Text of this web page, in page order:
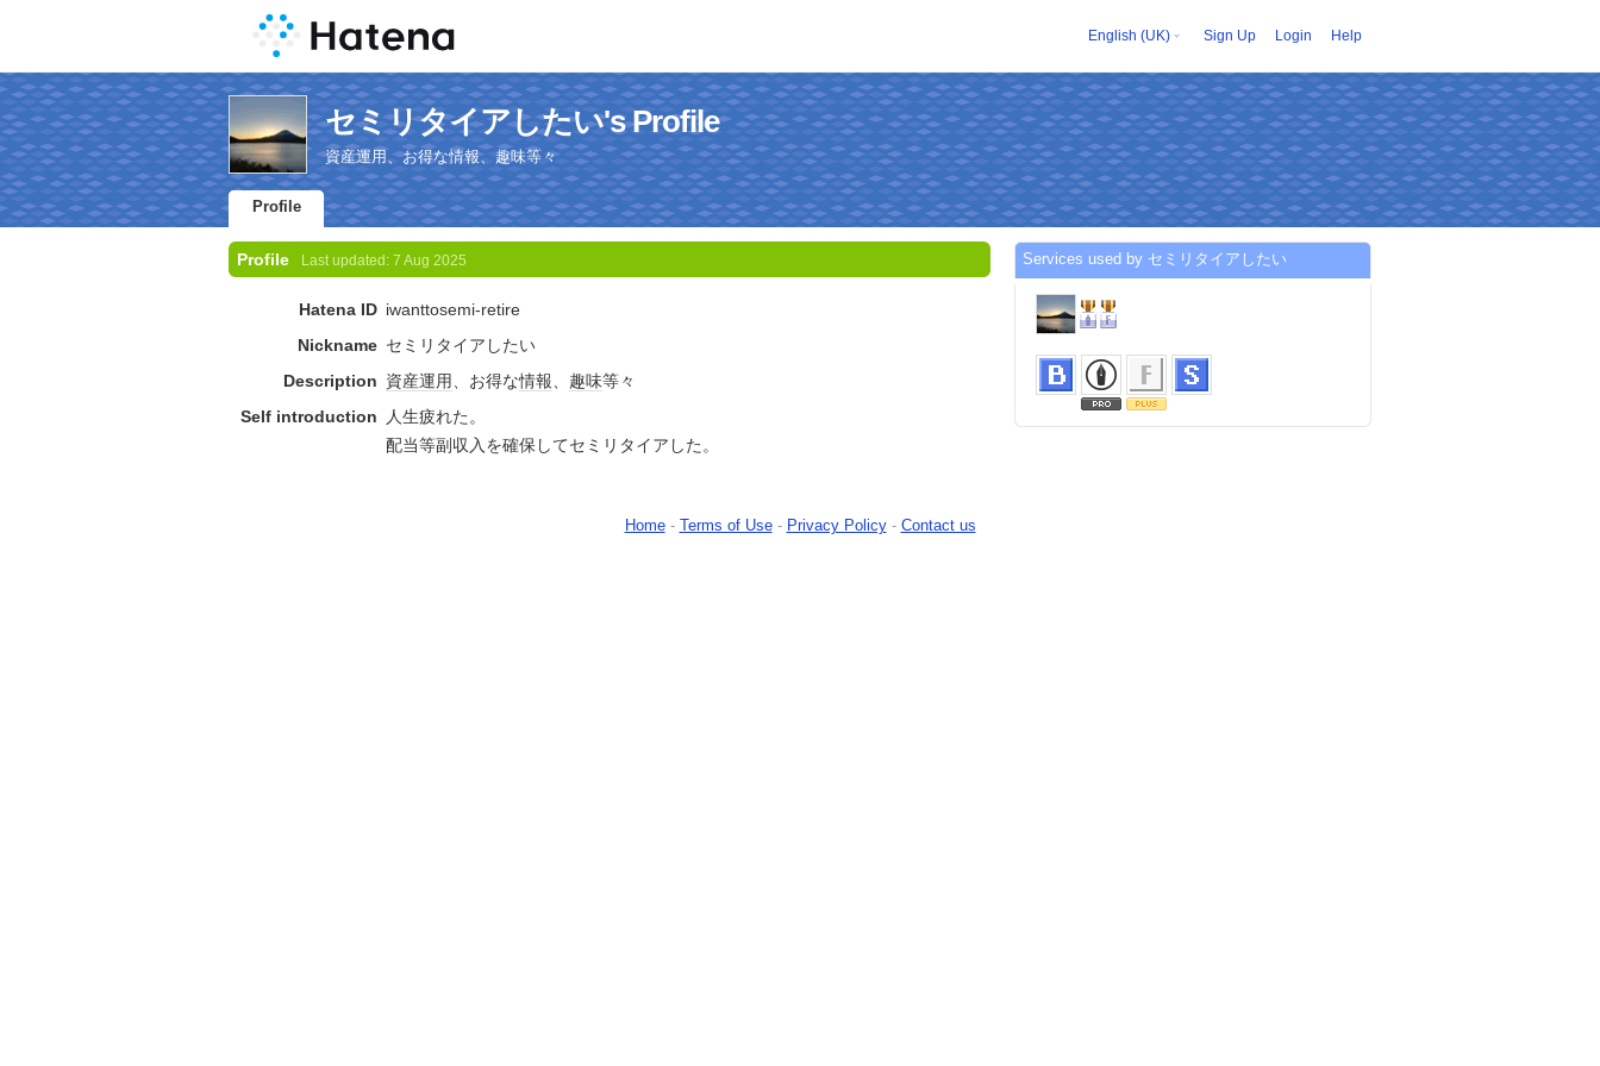
English (UK) Sign Up Login Help
セミリタイアしたい's Profile
資産運用、お得な情報、趣味等々
Profile
Profile Last updated: 7 Aug 2025
Hatena ID iwanttosemi-retire
Nickname セミリタイアしたい
Description 資産運用、お得な情報、 趣味等々
Self introduction
人生疲れた。
配当等副収入を確保してセミリタイアした。
Services used by セミリタイアしたい
Home- Terms of Use- Privacy Policy- Contact us